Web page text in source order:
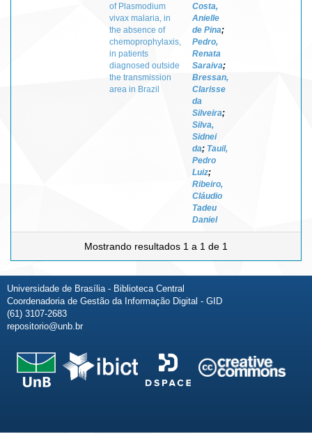
of Plasmodium
vivax malaria, in
the absence of
chemoprophylaxis,
in patients
diagnosed outside
the transmission
area in Brazil
Costa,
Anielle
de Pina;
Pedro,
Renata
Saraiva;
Bressan,
Clarisse
da
Silveira;
Silva,
Sidnei
da; Tauil,
Pedro
Luiz;
Ribeiro,
Cláudio
Tadeu
Daniel
Mostrando resultados 1 a 1 de 1
Universidade de Brasília - Biblioteca Central
Coordenadoria de Gestão da Informação Digital - GID
(61) 3107-2683
repositorio@unb.br